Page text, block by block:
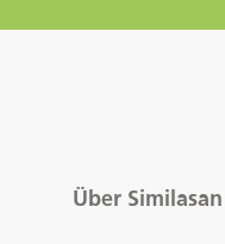
Über Similasan